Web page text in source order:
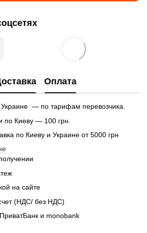
Оплата
— по тарифам перевозчика.
по Киеву — 100 грн.
по Киеву и Украине от 5000 грн
на сайте
(НДС/ без НДС)
и monobank